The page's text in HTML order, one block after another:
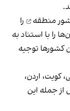
را
را با استناد به
کشورها توجیه
کویت، اردن،
از جمله این